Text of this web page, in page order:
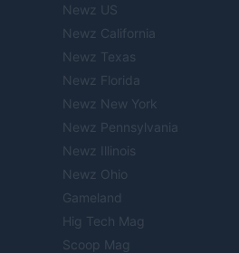
Newz US
Newz California
Newz Texas
Newz Florida
Newz New York
Newz Pennsylvania
Newz Illinois
Newz Ohio
Gameland
Hig Tech Mag
Scoop Mag